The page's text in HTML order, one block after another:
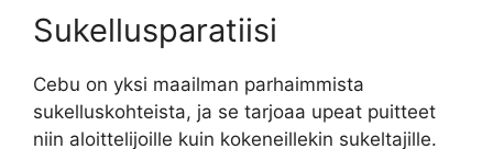
Sukellusparatiisi
Cebu on yksi maailman parhaimmista
sukelluskohteista, ja se tarjoaa upeat puitteet
niin aloittelijoille kuin kokeneillekin sukeltajille.